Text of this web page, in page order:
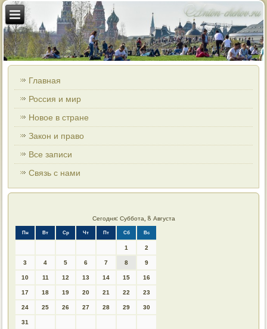
Главная
Россия и мир
Новое в стране
Закон и право
Все записи
Связь с нами
Сегодня: Суббота, 8 Августа
Пн Вт Ср Чт Пт Сб Вс
1 2
3 4 5 6 7 8 9
10 11 12 13 14 15 16
17 18 19 20 21 22 23
24 25 26 27 28 29 30
31